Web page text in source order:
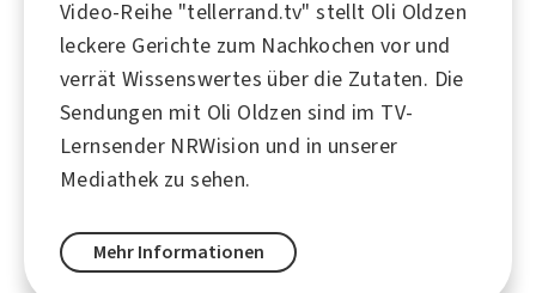
Video-Reihe "tellerrand.tv" stellt Oli Oldzen
leckere Gerichte zum Nachkochen vor und
verrät Wissenswertes über die Zutaten. Die
Sendungen mit Oli Oldzen sind im TV-
Lernsender NRWision und in unserer
Mediathek zu sehen.
Mehr Informationen